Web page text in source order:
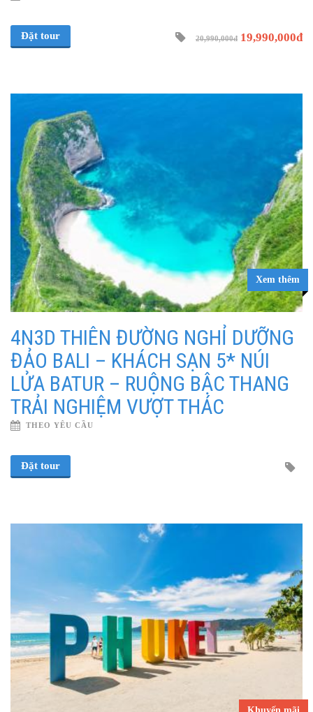
Đặt tour 20,990,000đ 19,990,000đ
Xem thêm
4N3D THIÊN ĐƯỜNG NGHỈ DƯỠNG
ĐẢO BALI – KHÁCH SẠN 5* NÚI
LỬA BATUR – RUỘNG BẬC THANG
TRẢI NGHIỆM VƯỢT THÁC
THEO YÊU CẦU
Đặt tour
Khuyến mãi